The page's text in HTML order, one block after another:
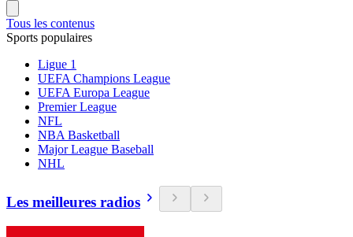
Tous les contenus
Sports populaires
Ligue 1
UEFA Champions League
UEFA Europa League
Premier League
NFL
NBA Basketball
Major League Baseball
NHL
Les meilleures radios